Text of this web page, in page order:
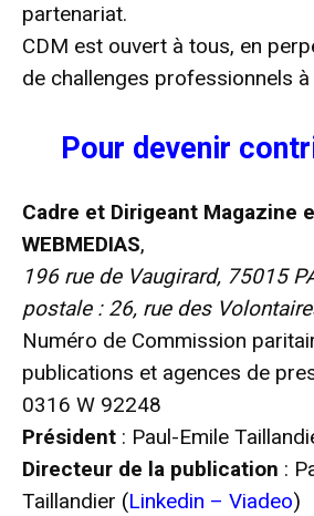
partenariat.
CDM est ouvert à tous, en
de challenges professionnels à
Pour devenir
Cadre et Dirigeant Magazine
WEBMEDIAS,
196 rue de Vaugirard, 75015
postale : 26, rue des
Numéro de Commission
publications et agences de
0316 W 92248
Président : Paul-Emile
Directeur de la publication :
Taillandier (Linkedin – Viadeo)